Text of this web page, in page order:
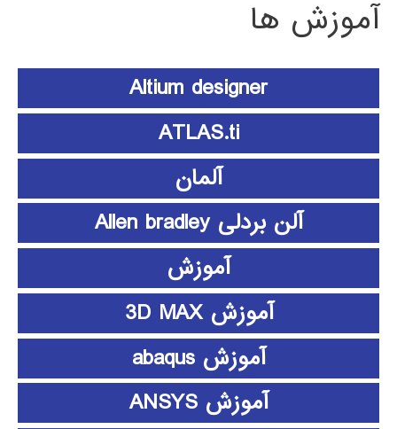
آموزش ها
Altium designer
ATLAS.ti
آلمان
آلن بردلی Allen bradley
آموزش
آموزش 3D MAX
آموزش abaqus
آموزش ANSYS